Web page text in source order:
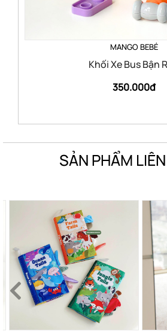
MANGO BEBÉ
Khối Xe Bus Bận
350.000đ
SẢN PHẨM